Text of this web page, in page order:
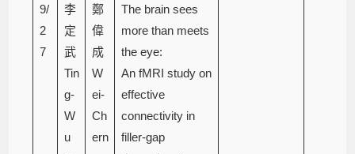
9/
2
7
李
定
武
Tin
g-
W
u
鄭
偉
成
W
ei-
Ch
ern
The brain sees
more than meets
the eye:
An fMRI study on
effective
connectivity in
filler-gap